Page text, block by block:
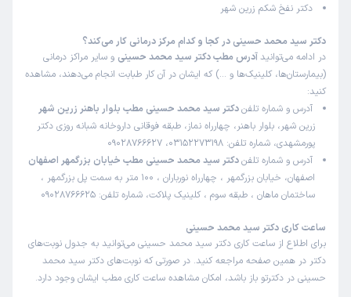
دکتر نفخ شکم زرین شهر
دکتر سید محمد حسینی در کجا و کدام مرکز درمانی کار می‌کند؟
در ادامه می‌توانید آدرس مطب دکتر سید محمد حسینی و سایر مراکز درمانی
(بیمارستان‌ها، کلینیک‌ها و …) که ایشان در آن کار طبابت انجام می‌دهند، مشاهده
کنید:
آدرس و شماره تلفندکتر سید محمد حسینی مطب بلوار باهنر زرین شهر
زرین شهر، بلوار باهنر، چهارراه نماز، طبقه فوقانی داروخانه شبانه روزی دکتر
پورمشهدی، شماره تلفن: 03152273198، 09028766627
آدرس و شماره تلفندکتر سید محمد حسینی مطب خیابان بزرگمهر اصفهان
اصفهان، خیابان بزرگمهر ، چهارراه نورباران ، 100 متر به سمت پل بزرگمهر ،
ساختمان ماهان ، طبقه سوم ، کلینیک پلاکت، شماره تلفن: 09028766625
ساعت کاری دکتر سید محمد حسینی
برای اطلاع از ساعت کاری دکتر سید محمد حسینی می‌توانید به جدول نوبت‌های
دکتر در همین صفحه مراجعه کنید. در صورتی که نوبت‌های دکتر سید محمد
حسینی در دکترتو باز باشد، امکان مشاهده ساعت کاری مطب ایشان وجود دارد.